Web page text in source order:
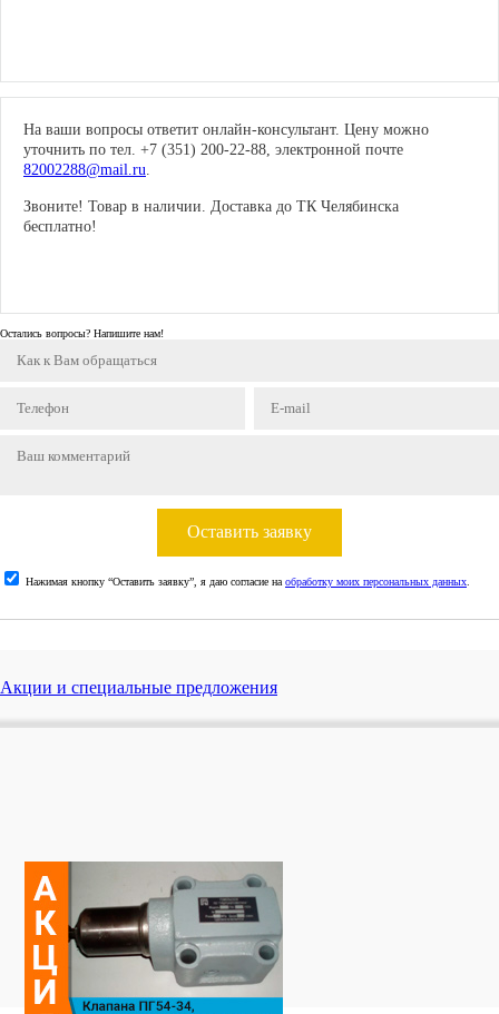
На ваши вопросы ответит онлайн-консультант. Цену можно
уточнить по тел. +7 (351) 200-22-88, электронной почте
82002288@mail.ru.
Звоните! Товар в наличии. Доставка до ТК Челябинска
бесплатно!
Остались вопросы? Напишите нам!
Оставить заявку
Нажимая кнопку “Оставить заявку”, я даю согласие на обработку моих персональных данных
Акции и специальные предложения